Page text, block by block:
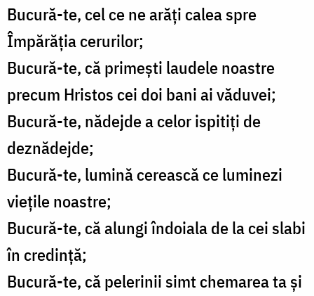
Bucură-te, cel ce ne arăţi calea spre
Împărăţia cerurilor;
Bucură-te, că primeşti laudele noastre
precum Hristos cei doi bani ai văduvei;
Bucură-te, nădejde a celor ispitiţi de
deznădejde;
Bucură-te, lumină cerească ce luminezi
vieţile noastre;
Bucură-te, că alungi îndoiala de la cei slabi
în credinţă;
Bucură-te, că pelerinii simt chemarea ta şi